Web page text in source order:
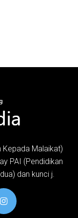
Malaikat)
PAI (Pendidikan
dan kunci j.